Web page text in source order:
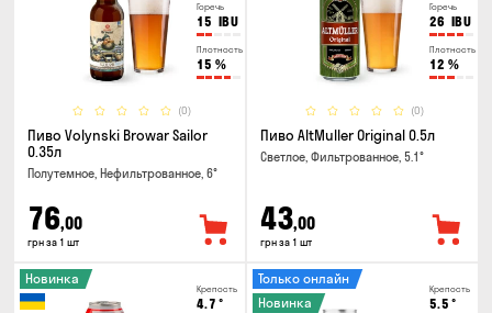
Горечь
15 IBU
Плотность
15 %
(0)
Пиво Volynski Browar Sailor
0.35л
Полутемное, Нефильтрованное, 6°
76,00
грн за 1 шт
Горечь
26 IBU
Плотность
12 %
(0)
Пиво AltMuller Original 0.5л
Светлое, Фильтрованное, 5.1°
43,00
грн за 1 шт
Крепость
4.7 °
Новинка
Крепость
5.5 °
Только онлайн
Новинка